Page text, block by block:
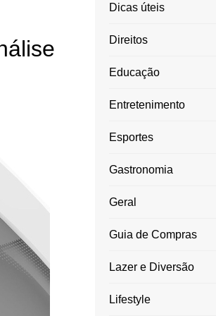
Dicas úteis
Direitos
Educação
Entretenimento
Esportes
Gastronomia
Geral
Guia de Compras
Lazer e Diversão
Lifestyle